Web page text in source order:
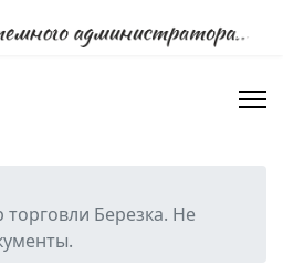
торговли Березка. Не